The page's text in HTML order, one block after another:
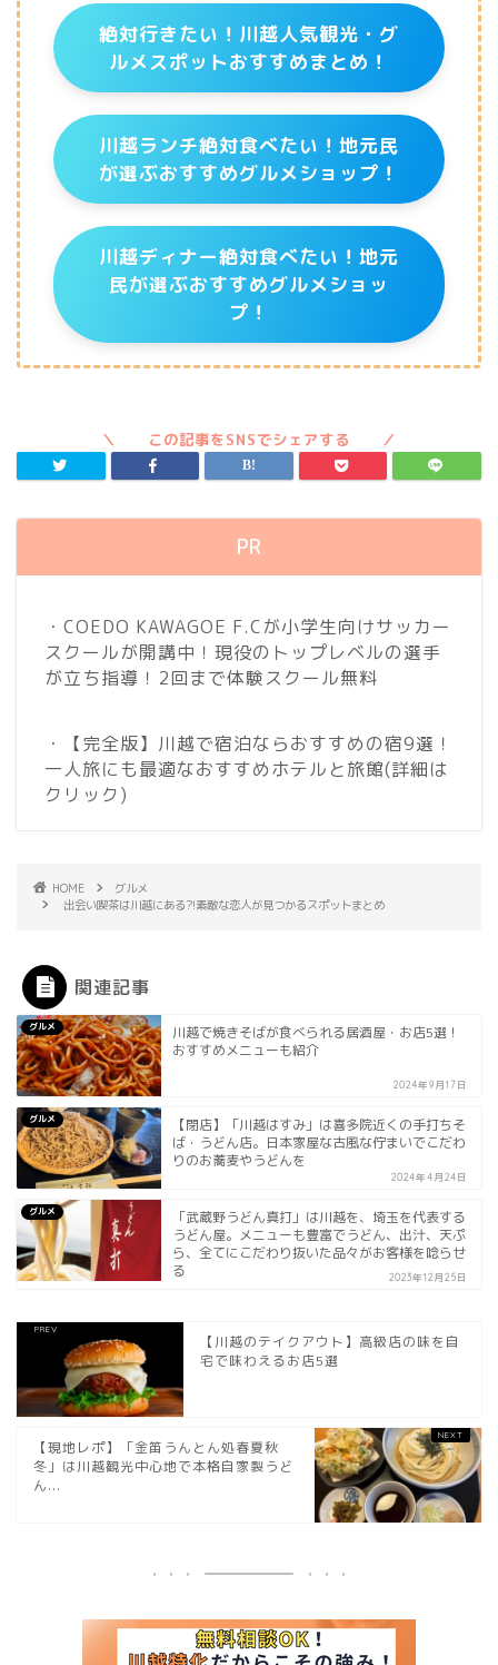
絶対行きたい！川越人気観光・グ
ルメスポットおすすめまとめ！
川越ランチ絶対食べたい！地元民
が選ぶおすすめグルメショップ！
川越ディナー絶対食べたい！地元
民が選ぶおすすめグルメショッ
プ！
PR
・COEDO KAWAGOE F.Cが小学生向けサッカー
スクールが開講中！現役のトップレベルの選手
が立ち指導！2回まで体験スクール無料
・【完全版】川越で宿泊ならおすすめの宿9選！
一人旅にも最適なおすすめホテルと旅館(詳細は
クリック)
HOME
グルメ
出会い喫茶は川越にある?!素敵な恋人が見つかるスポットまとめ
関連記事
グルメ
川越で焼きそばが食べられる居酒屋・お店5選！
おすすめメニューも紹介
2024年9月17日
グルメ
【閉店】「川越はすみ」は喜多院近くの手打ちそ
ば・うどん店。日本家屋な古風な佇まいでこだわ
りのお蕎麦やうどんを
2024年4月24日
グルメ
「武蔵野うどん真打」は川越を、埼玉を代表する
うどん屋。メニューも豊富でうどん、出汁、天ぷ
ら、全てにこだわり抜いた品々がお客様を唸らせ
る
2023年12月25日
【川越のテイクアウト】高級店の味を自
宅で味わえるお店5選
【現地レポ】「金笛うんとん処春夏秋
冬」は川越観光中心地で本格自家製うど
ん...